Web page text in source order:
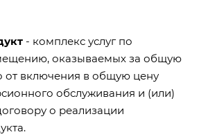
- комплекс услуг по
оказываемых за общую
от включения в общую цену
обслуживания и (или)
о реализации